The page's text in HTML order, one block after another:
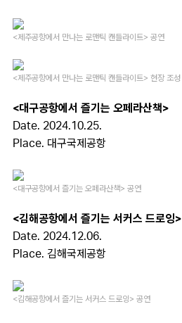
<제주공항에서 만나는 로맨틱 캔들라이트> 공연
<제주공항에서 만나는 로맨틱 캔들라이트> 현장 조성
<대구공항에서 즐기는 오페라산책>
Date. 2024.10.25.
Place. 대구국제공항
<대구공항에서 즐기는 오페라산책> 공연
<김해공항에서 즐기는 서커스 드로잉>
Date. 2024.12.06.
Place. 김해국제공항
<김해공항에서 즐기는 서커스 드로잉> 공연